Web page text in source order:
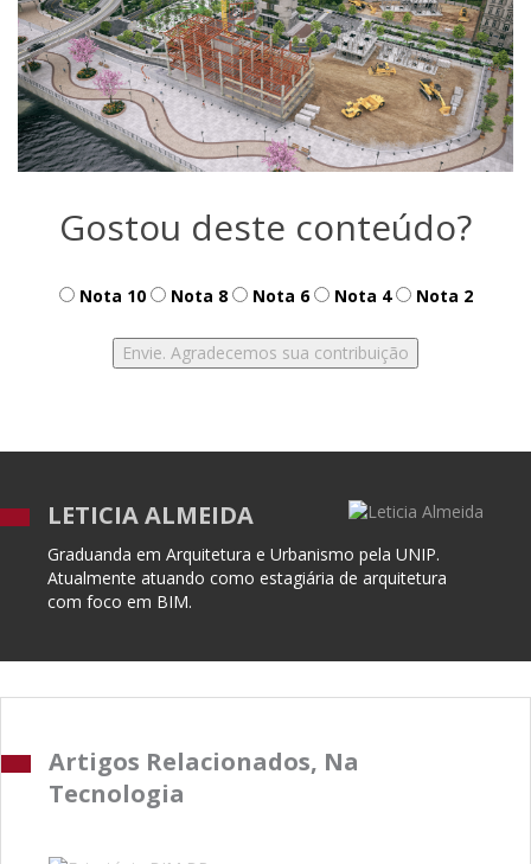
Gostou deste conteúdo?
Nota 10 Nota 8 Nota 6 Nota 4 Nota 2
LETICIA ALMEIDA
Graduanda em Arquitetura e Urbanismo pela UNIP.
Atualmente atuando como estagiária de arquitetura
com foco em BIM.
Artigos Relacionados, Na
Tecnologia